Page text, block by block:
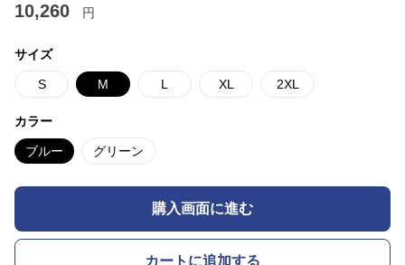
10,260 円
サイズ
S M L XL 2XL
カラー
ブルー グリーン
購入画面に進む
カートに追加する